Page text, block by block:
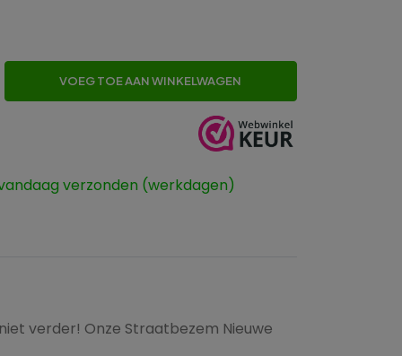
VOEG TOE AAN WINKELWAGEN
verzonden (werkdagen)
verder! Onze Straatbezem Nieuwe